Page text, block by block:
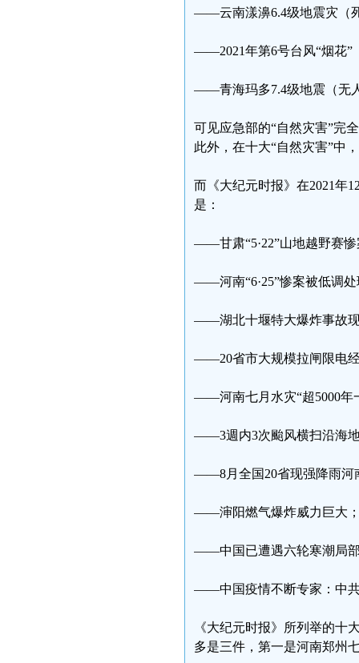
——云南漾濞6.4级地震灾（
——2021年第6号台风“烟花”
——青海玛多7.4级地震（无
可见应急部的“自然灾害”完
此外，在十大“自然灾害”中
而《大纪元时报》在2021年
是：
——甘肃“5·22”山地越野赛
——河南“6·25”惨案被低调
——湖北十堰特大爆炸事故
——20省市大规模拉闸限电
——河南七月水灾“超5000年
——3週内3次颱风横扫沿海
——8月全国20省现强降雨河
——渖阳燃气爆炸威力巨大
——中国已遭遇六轮寒潮局
——中国疫情不断专家：中共
《大纪元时报》所列举的十
多是三件，第一是河南郑州